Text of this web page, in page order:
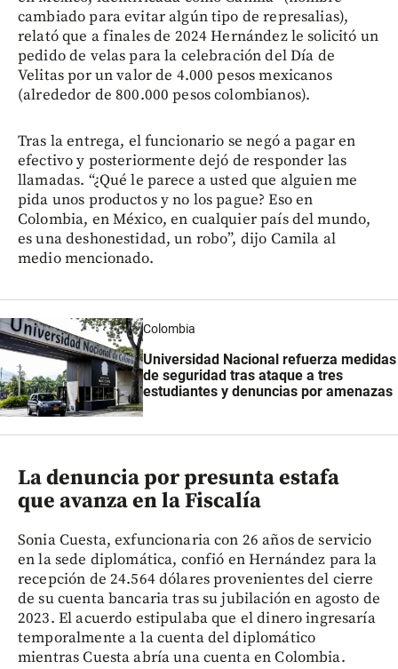
cambiado para evitar algún tipo de represalias),
relató que a finales de 2024 Hernández le solicitó un
pedido de velas para la celebración del Día de
Velitas por un valor de 4.000 pesos mexicanos
(alrededor de 800.000 pesos colombianos).
Tras la entrega, el funcionario se negó a pagar en
efectivo y posteriormente dejó de responder las
llamadas. “¿Qué le parece a usted que alguien me
pida unos productos y no los pague? Eso en
Colombia, en México, en cualquier país del mundo,
es una deshonestidad, un robo”, dijo Camila al
medio mencionado.
Colombia
Universidad Nacional refuerza medidas
de seguridad tras ataque a tres
estudiantes y denuncias por amenazas
La denuncia por presunta estafa
que avanza en la Fiscalía
Sonia Cuesta, exfuncionaria con 26 años de servicio
en la sede diplomática, confió en Hernández para la
recepción de 24.564 dólares provenientes del cierre
de su cuenta bancaria tras su jubilación en agosto de
2023. El acuerdo estipulaba que el dinero ingresaría
temporalmente a la cuenta del diplomático
mientras Cuesta abría una cuenta en Colombia.